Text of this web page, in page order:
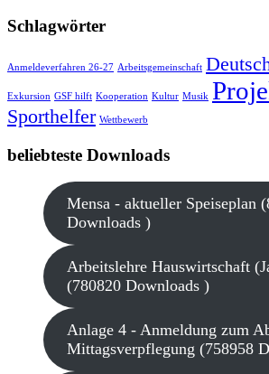
Schlagwörter
Anmeldeverfahren 26-27 Arbeitsgemeinschaft
Exkursion GSF hilft Kooperation Kultur Musik
Sporthelfer Wettbewerb
beliebteste Downloads
Mensa - aktueller Speiseplan
Downloads )
Arbeitslehre Hauswirtschaft
(780820 Downloads )
Anlage 4 - Anmeldung zum
Mittagsverpflegung (758958